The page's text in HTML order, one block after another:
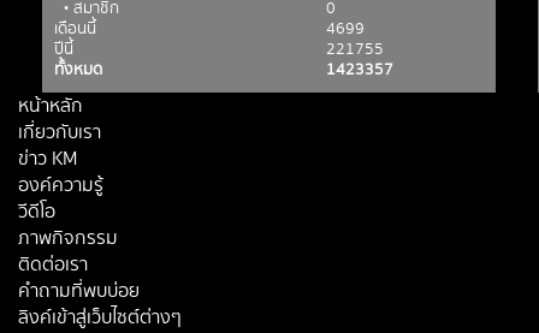
• สมาชิก
0
เดือนนี้
4699
ปีนี้
221755
ทั้งหมด
1423357
หน้าหลัก
เกี่ยวกับเรา
ข่าว KM
องค์ความรู้
วีดีโอ
ภาพกิจกรรม
ติดต่อเรา
คำถามที่พบบ่อย
ลิงค์เข้าสู่เว็บไซต์ต่างๆ